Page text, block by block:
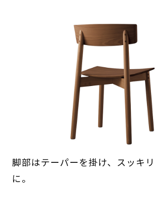
脚部はテーパーを掛け、スッキ
に。